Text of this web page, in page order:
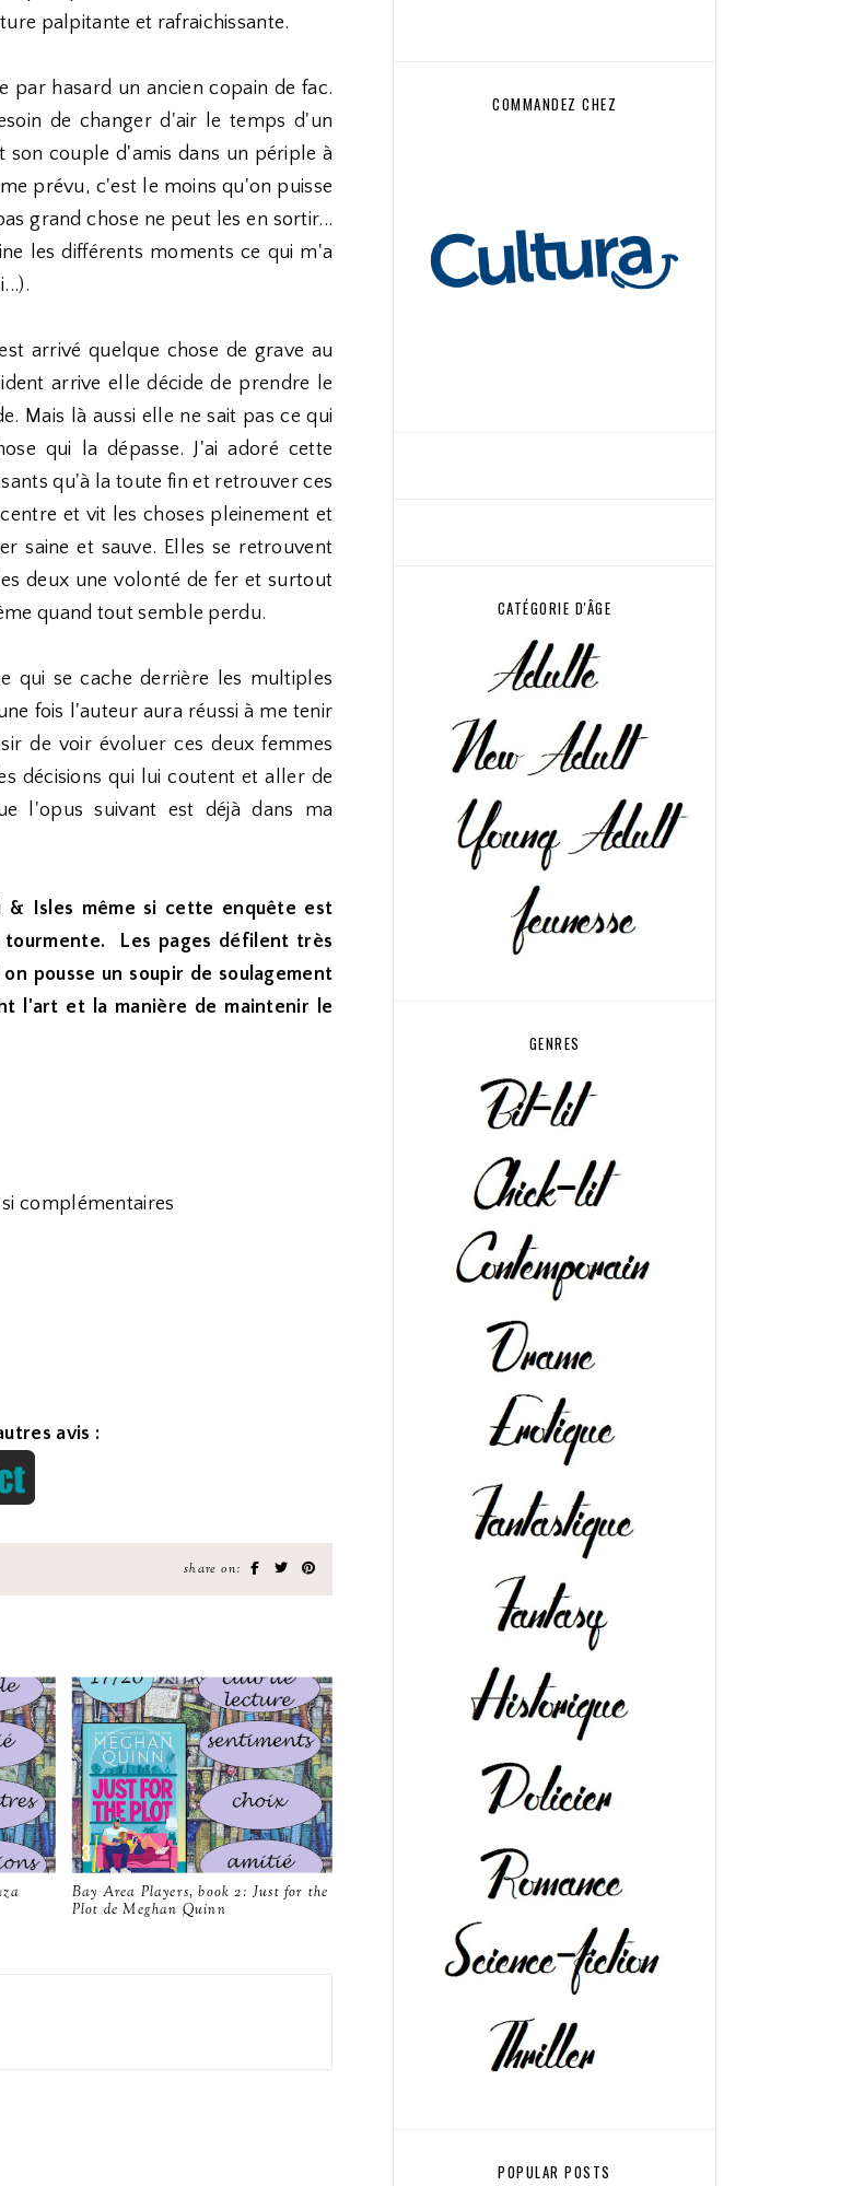
palpitante et rafraichissante.
hasard un ancien copain de fac.
de changer d'air le temps d'un
couple d'amis dans un périple à
prévu, c'est le moins qu'on puisse
grand chose ne peut les en sortir...
les différents moments ce qui m'a
arrivé quelque chose de grave au
arrive elle décide de prendre le
Mais là aussi elle ne sait pas ce qui
qui la dépasse. J'ai adoré cette
qu'à la toute fin et retrouver ces
et vit les choses pleinement et
saine et sauve. Elles se retrouvent
deux une volonté de fer et surtout
quand tout semble perdu.
qui se cache derrière les multiples
fois l'auteur aura réussi à me tenir
de voir évoluer ces deux femmes
décisions qui lui coutent et aller de
l'opus suivant est déjà dans ma
& Isles même si cette enquête est
tourmente. Les pages défilent très
pousse un soupir de soulagement
l'art et la manière de maintenir le
complémentaires
avis :
share on:
Bay Area Players, book 2: Just for the
Plot de Meghan Quinn
COMMANDEZ CHEZ
CATÉGORIE D'ÂGE
GENRES
POPULAR POSTS